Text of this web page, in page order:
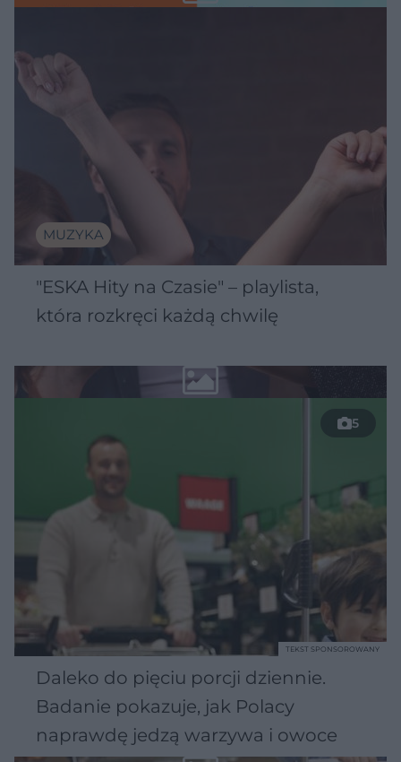
MUZYKA
"ESKA Hity na Czasie" – playlista,
która rozkręci każdą chwilę
5
Daleko do pięciu porcji dziennie.
Badanie pokazuje, jak Polacy
naprawdę jedzą warzywa i owoce
TEKST SPONSOROWANY